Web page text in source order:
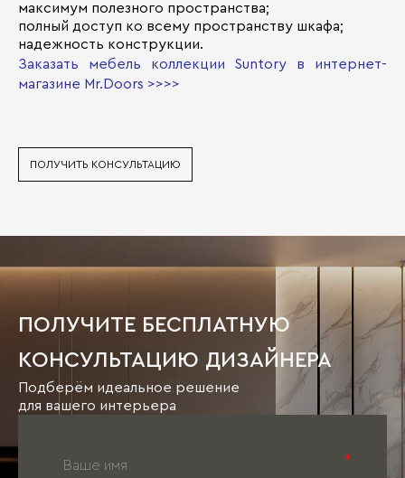
максимум полезного пространства;
полный доступ ко всему пространству шкафа;
надежность конструкции.
Заказать мебель коллекции Suntory в интернет-
магазине Mr.Doors >>>>
ПОЛУЧИТЬ КОНСУЛЬТАЦИЮ
ПОЛУЧИТЕ БЕСПЛАТНУЮ
КОНСУЛЬТАЦИЮ ДИЗАЙНЕРА
Подберём идеальное решение
для вашего интерьера
*